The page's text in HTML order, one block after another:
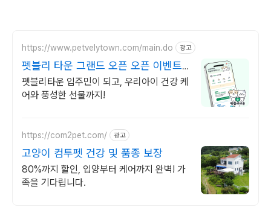
https://www.petvelytown.com/main.do 광고
펫블리 타운 그랜드 오픈 오픈 이벤트
진행 중!
펫블리타운 입주민이 되고, 우리아이 건강 케
어와 풍성한 선물까지!
https://com2pet.com/ 광고
고양이 컴투펫 건강 및 품종 보장
80%까지 할인, 입양부터 케어까지 완벽! 가
족을 기다립니다.